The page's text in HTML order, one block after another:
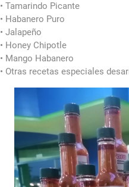
• Tamarindo Picante
• Habanero Puro
• Jalapeño
• Honey Chipotle
• Mango Habanero
• Otras recetas especiales